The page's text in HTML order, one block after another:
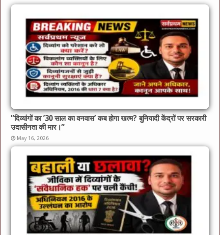
​”दिव्यांगों का ’30 साल का वनवास’ कब होगा खत्म? बुनियादी केंद्रों पर सरकारी
उदासीनता की मार।”
May 16, 2026